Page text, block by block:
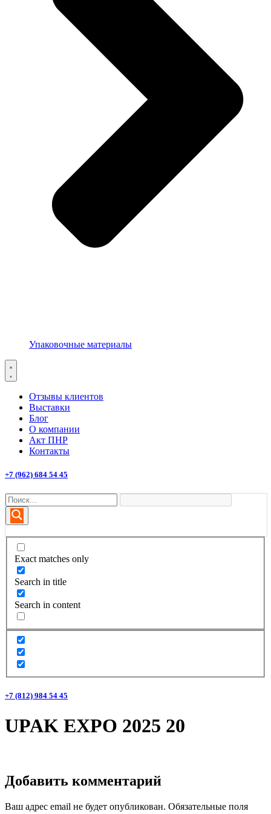
Упаковочные материалы
Отзывы клиентов
Выставки
Блог
О компании
Акт ПНР
Контакты
+7 (962) 684 54 45
Exact matches only
Search in title
Search in content
+7 (812) 984 54 45
UPAK EXPO 2025 20
Добавить комментарий
Ваш адрес email не будет опубликован. Обязательные поля